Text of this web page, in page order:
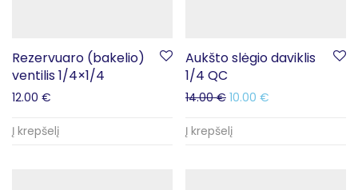
Rezervuaro (bakelio)
ventilis 1/4×1/4
12.00 €
Į krepšelį
Aukšto slėgio daviklis
1/4 QC
14.00€ 10.00 €
Į krepšelį